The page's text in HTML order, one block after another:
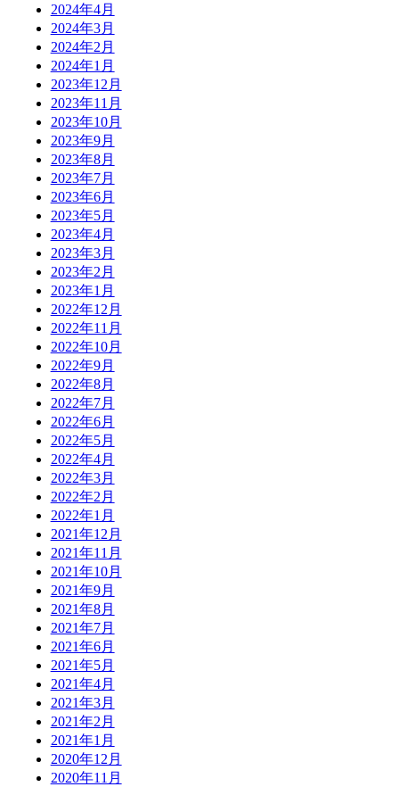
2024年4月
2024年3月
2024年2月
2024年1月
2023年12月
2023年11月
2023年10月
2023年9月
2023年8月
2023年7月
2023年6月
2023年5月
2023年4月
2023年3月
2023年2月
2023年1月
2022年12月
2022年11月
2022年10月
2022年9月
2022年8月
2022年7月
2022年6月
2022年5月
2022年4月
2022年3月
2022年2月
2022年1月
2021年12月
2021年11月
2021年10月
2021年9月
2021年8月
2021年7月
2021年6月
2021年5月
2021年4月
2021年3月
2021年2月
2021年1月
2020年12月
2020年11月